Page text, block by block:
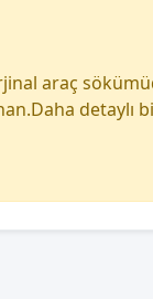
araç
detaylı